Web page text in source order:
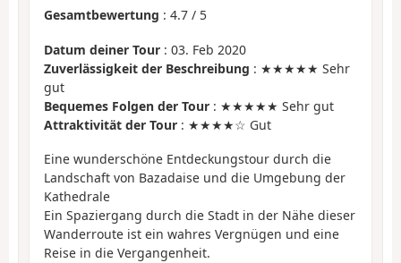
Gesamtbewertung : 4.7 / 5
Datum deiner Tour : 03. Feb 2020
Zuverlässigkeit der Beschreibung : ★★★★★ Sehr
gut
Bequemes Folgen der Tour : ★★★★★ Sehr gut
Attraktivität der Tour : ★★★★☆ Gut
Eine wunderschöne Entdeckungstour durch die
Landschaft von Bazadaise und die Umgebung der
Kathedrale
Ein Spaziergang durch die Stadt in der Nähe dieser
Wanderroute ist ein wahres Vergnügen und eine
Reise in die Vergangenheit.